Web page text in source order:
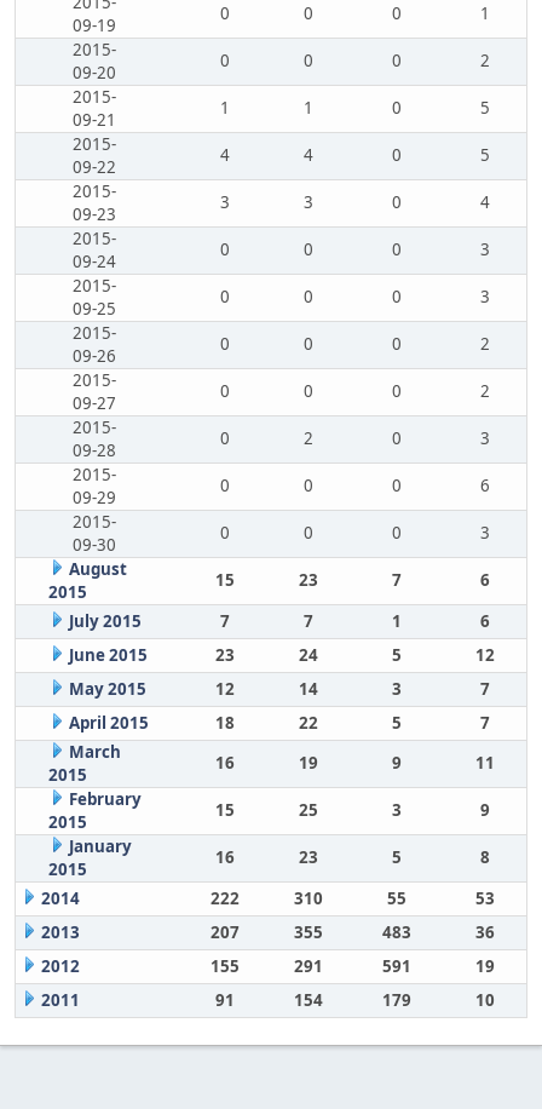
09-19
0 0 0
1
2015-
09-20
0 0 0
2
2015-
09-21
1 1 0
5
2015-
09-22
4 4 0
5
2015-
09-23
3 3 0
4
2015-
09-24
0 0 0
3
2015-
09-25
0 0 0
3
2015-
09-26
0 0 0
2
2015-
09-27
0 0 0
2
2015-
09-28
0 2 0
3
2015-
09-29
0 0 0
6
2015-
09-30
0 0 0
3
August
2015
15 23 7
6
July 2015
7 7 1
6
June 2015
23 24 5
12
May 2015
12 14 3
7
April 2015
18 22 5
7
March
2015
16 19 9
11
February
2015
15 25 3
9
January
2015
16 23 5
8
2014
222 310 55
53
2013
207 355 483
36
2012
155 291 591
19
2011
91 154 179 10